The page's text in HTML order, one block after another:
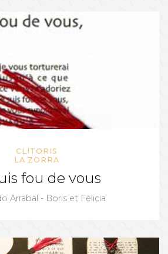
CLITORIS
LA ZORRA
fou de vous
Arrabal - Boris et Félicia